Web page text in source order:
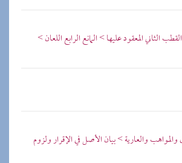
الثاني المعقود عليها > المانع الرابع اللعان >
والعارية > بيان الأصل في الإقرار ولزوم